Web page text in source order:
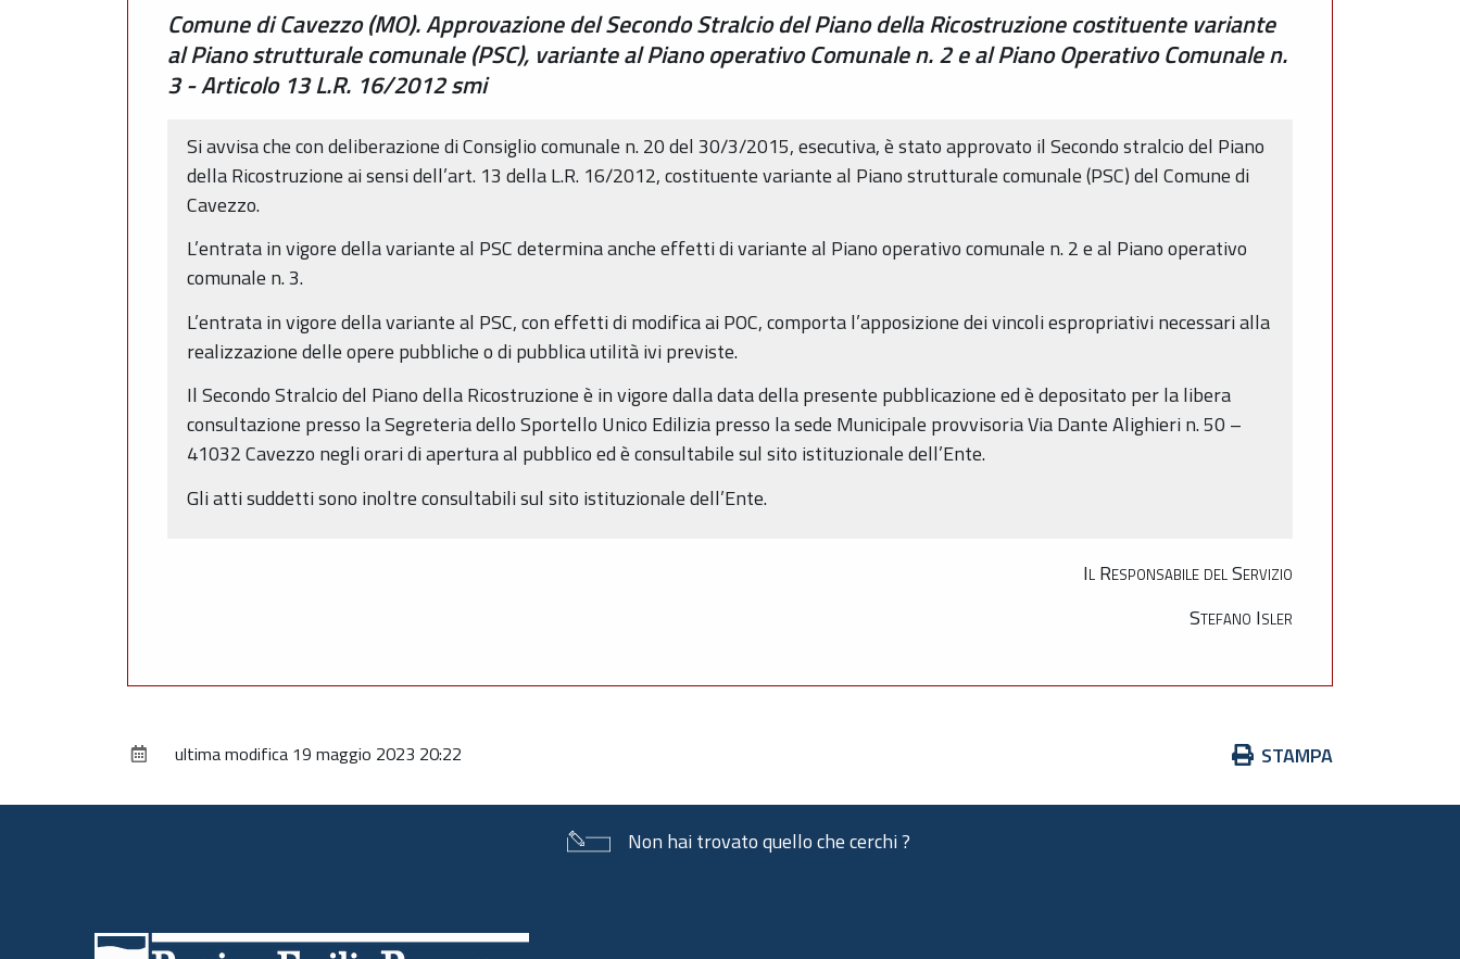
Comune di Cavezzo (MO). Approvazione del Secondo Stralcio del Piano della Ricostruzione costituente variante
al Piano strutturale comunale (PSC), variante al Piano operativo Comunale n. 2 e al Piano Operativo Comunale n.
3 - Articolo 13 L.R. 16/2012 smi
Si avvisa che con deliberazione di Consiglio comunale n. 20 del 30/3/2015, esecutiva, è stato approvato il Secondo stralcio del Piano
della Ricostruzione ai sensi dell’art. 13 della L.R. 16/2012, costituente variante al Piano strutturale comunale (PSC) del Comune di
Cavezzo.
L’entrata in vigore della variante al PSC determina anche effetti di variante al Piano operativo comunale n. 2 e al Piano operativo
comunale n. 3.
L’entrata in vigore della variante al PSC, con effetti di modifica ai POC, comporta l’apposizione dei vincoli espropriativi necessari alla
realizzazione delle opere pubbliche o di pubblica utilità ivi previste.
Il Secondo Stralcio del Piano della Ricostruzione è in vigore dalla data della presente pubblicazione ed è depositato per la libera
consultazione presso la Segreteria dello Sportello Unico Edilizia presso la sede Municipale provvisoria Via Dante Alighieri n. 50 –
41032 Cavezzo negli orari di apertura al pubblico ed è consultabile sul sito istituzionale dell’Ente.
Gli atti suddetti sono inoltre consultabili sul sito istituzionale dell’Ente.
Il Responsabile del Servizio
Stefano Isler
Azioni
documento
STAMPA
ultima modifica 19 maggio 2023 20:22
Non hai trovato quello che cerchi ?